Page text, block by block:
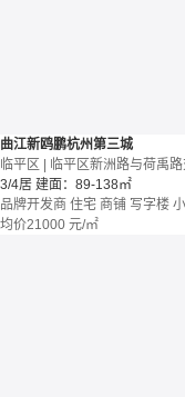
曲江新鸥鹏杭州第三城
临平区 | 临平区新洲路与荷禹
3/4居 建面：89-138㎡
品牌开发商 住宅 商铺 写字楼
均价21000 元/㎡